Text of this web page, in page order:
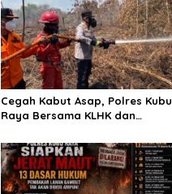
Cegah Kabut Asap, Polres Kubu
Raya Bersama KLHK dan
Karhutla